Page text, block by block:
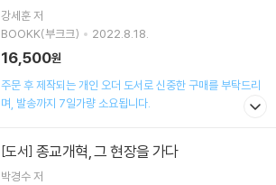
강세훈저
BOOKK(부크크)
2022.8.18.
16,500원
주문 후 제작되는 개인 오더 도서로 신중한 구매를 부탁드리
며, 발송까지 7일가량 소요됩니다.
[도서] 종교개혁, 그 현장을 가다
박경수 저